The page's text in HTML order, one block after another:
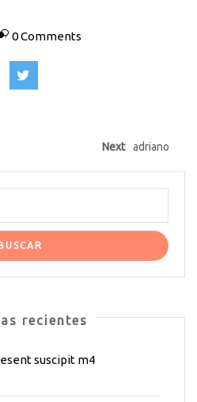
0 Comments
Next adriano
recientes
suscipit m4